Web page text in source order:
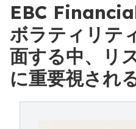
EBC
ボラティリテ
面する中、リ
に重要視され